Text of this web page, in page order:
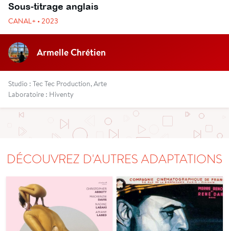
Sous-titrage anglais
CANAL+ • 2023
Armelle Chrétien
Studio : Tec Tec Production, Arte
Laboratoire : Hiventy
DÉCOUVREZ D'AUTRES ADAPTATIONS